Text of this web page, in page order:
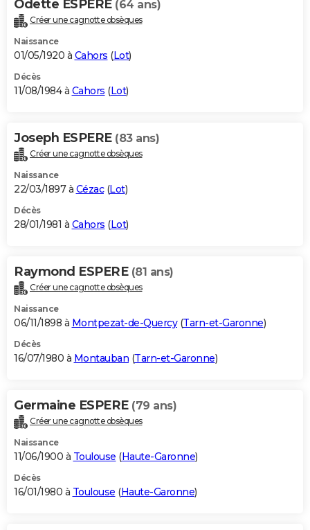
Odette ESPERE (64 ans)
Créer une cagnotte obsèques
Naissance
01/05/1920 à Cahors (Lot)
Décès
11/08/1984 à Cahors (Lot)
Joseph ESPERE (83 ans)
Créer une cagnotte obsèques
Naissance
22/03/1897 à Cézac(Lot)
Décès
28/01/1981 à Cahors (Lot)
Raymond ESPERE (81 ans)
Créer une cagnotte obsèques
Naissance
06/11/1898 à Montpezat-de-Quercy(Tarn-et-Garonne)
Décès
16/07/1980 à Montauban (Tarn-et-Garonne)
Germaine ESPERE (79 ans)
Créer une cagnotte obsèques
Naissance
11/06/1900 à Toulouse (Haute-Garonne)
Décès
16/01/1980 à Toulouse (Haute-Garonne)